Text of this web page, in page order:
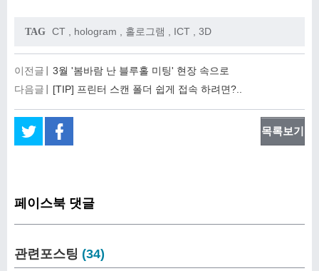
TAG CT hologram 홀로그램 ICT 3D
이전글
3월 '봄바람 난 블루홀 미팅' 현장 속으로
다음글
[TIP] 프린터 스캔 폴더 쉽게 접속 하려면?..
목록보기
페이스북 댓글
관련포스팅 (34)